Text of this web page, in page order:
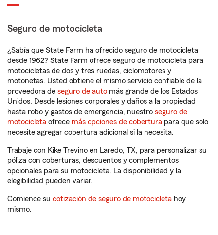
Seguro de motocicleta
¿Sabía que State Farm ha ofrecido seguro de motocicleta
desde 1962? State Farm ofrece seguro de motocicleta para
motocicletas de dos y tres ruedas, ciclomotores y
motonetas. Usted obtiene el mismo servicio confiable de la
proveedora de seguro de auto más grande de los Estados
Unidos. Desde lesiones corporales y daños a la propiedad
hasta robo y gastos de emergencia, nuestro seguro de
motocicleta ofrece más opciones de cobertura para que solo
necesite agregar cobertura adicional si la necesita.
Trabaje con Kike Trevino en Laredo, TX, para personalizar su
póliza con coberturas, descuentos y complementos
opcionales para su motocicleta. La disponibilidad y la
elegibilidad pueden variar.
Comience su cotización de seguro de motocicleta hoy
mismo.